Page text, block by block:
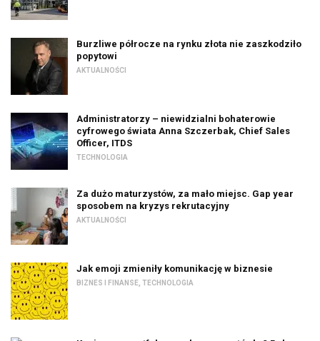
Burzliwe półrocze na rynku złota nie zaszkodziło
popytowi
AKTUALNOŚCI
Administratorzy – niewidzialni bohaterowie
cyfrowego świata Anna Szczerbak, Chief Sales
Officer, ITDS
TECHNOLOGIA
Za dużo maturzystów, za mało miejsc. Gap year
sposobem na kryzys rekrutacyjny
AKTUALNOŚCI
Jak emoji zmieniły komunikację w biznesie
BIZNES I FINANSE TECHNOLOGIA